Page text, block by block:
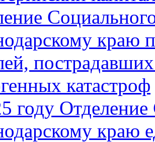
краю
катастроф
году
краю